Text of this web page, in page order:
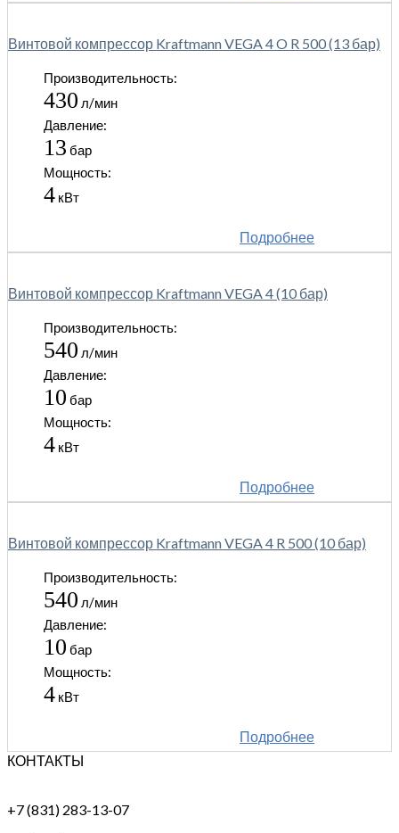
Винтовой компрессор Kraftmann VEGA 4 O R 500 (13 бар)
Производительность:
430 л/мин
Давление:
13 бар
Мощность:
4 кВт
Подробнее
Винтовой компрессор Kraftmann VEGA 4 (10 бар)
Производительность:
540 л/мин
Давление:
10 бар
Мощность:
4 кВт
Подробнее
Винтовой компрессор Kraftmann VEGA 4 R 500 (10 бар)
Производительность:
540 л/мин
Давление:
10 бар
Мощность:
4 кВт
Подробнее
КОНТАКТЫ
+7 (831) 283-13-07